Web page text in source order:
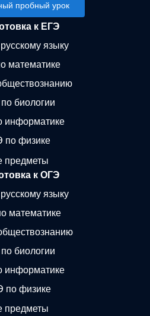
пробный урок
к ЕГЭ
языку
математике
биологии
информатике
по физике
предметы
к ОГЭ
языку
математике
биологии
информатике
по физике
предметы